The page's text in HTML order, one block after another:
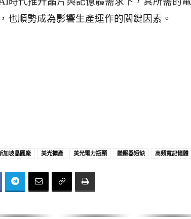
也順勢成為影響生產運作的關鍵因素。
加坡晶圓廠 美光擴產 美光電力瓶頸 變壓器短缺 高頻寬記憶體